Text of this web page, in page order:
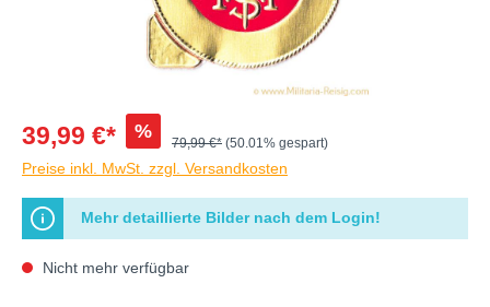
39,99 €* %
79,99 €* (50.01% gespart)
Preise inkl. MwSt. zzgl. Versandkosten
Mehr detaillierte Bilder nach dem Login!
Nicht mehr verfügbar